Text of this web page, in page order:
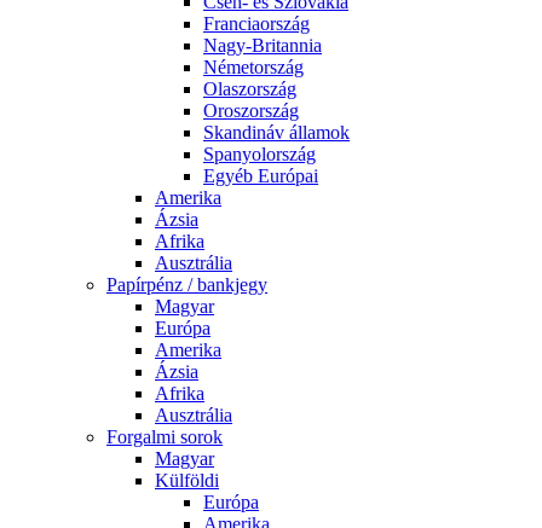
Franciaország
Nagy-Britannia
Németország
Olaszország
Oroszország
Skandináv államok
Spanyolország
Egyéb Európai
Amerika
Ázsia
Afrika
Ausztrália
Papírpénz / bankjegy
Magyar
Európa
Amerika
Ázsia
Afrika
Ausztrália
Forgalmi sorok
Magyar
Külföldi
Európa
Amerika